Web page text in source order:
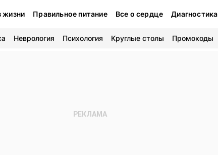
жизни Правильное питание Все о сердце Диагностика
Неврология Психология Круглые столы Промокоды